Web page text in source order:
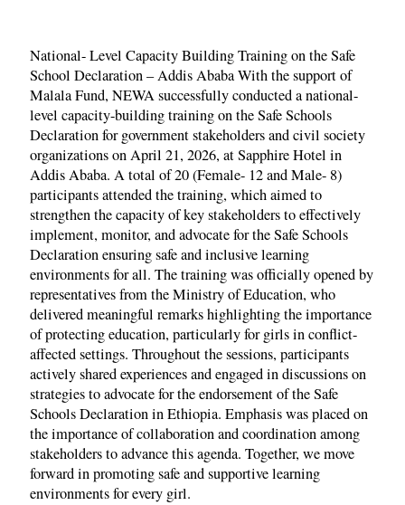
National- Level Capacity Building Training on the Safe
School Declaration – Addis Ababa With the support of
Malala Fund, NEWA successfully conducted a national-
level capacity-building training on the Safe Schools
Declaration for government stakeholders and civil society
organizations on April 21, 2026, at Sapphire Hotel in
Addis Ababa. A total of 20 (Female- 12 and Male- 8)
participants attended the training, which aimed to
strengthen the capacity of key stakeholders to effectively
implement, monitor, and advocate for the Safe Schools
Declaration ensuring safe and inclusive learning
environments for all. The training was officially opened by
representatives from the Ministry of Education, who
delivered meaningful remarks highlighting the importance
of protecting education, particularly for girls in conflict-
affected settings. Throughout the sessions, participants
actively shared experiences and engaged in discussions on
strategies to advocate for the endorsement of the Safe
Schools Declaration in Ethiopia. Emphasis was placed on
the importance of collaboration and coordination among
stakeholders to advance this agenda. Together, we move
forward in promoting safe and supportive learning
environments for every girl.